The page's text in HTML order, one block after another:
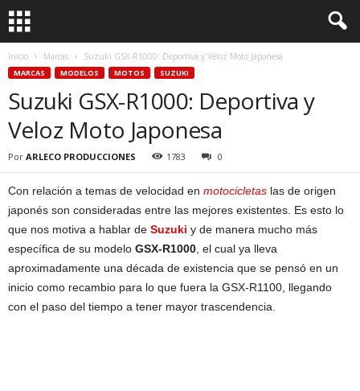
Inicio Marcas Suzuki GSX-R1000: Deportiva y Veloz Moto Japonesa
MARCAS MODELOS MOTOS SUZUKI
Suzuki GSX-R1000: Deportiva y
Veloz Moto Japonesa
Por ARLECO PRODUCCIONES 1783 0
Con relación a temas de velocidad en motocicletas las de origen
japonés son consideradas entre las mejores existentes. Es esto lo
que nos motiva a hablar de Suzuki y de manera mucho más
específica de su modelo GSX-R1000 , el cual ya lleva
aproximadamente una década de existencia que se pensó en un
inicio como recambio para lo que fuera la GSX-R1100, llegando
con el paso del tiempo a tener mayor trascendencia.